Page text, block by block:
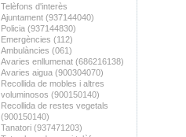
Telèfons d'interès
Ajuntament (937144040)
Policia (937144830)
Emergències (112)
Ambulàncies (061)
Avaries enllumenat (686216138)
Avaries aigua (900304070)
Recollida de mobles i altres
voluminosos (900150140)
Recollida de restes vegetals
(900150140)
Tanatori (937471203)